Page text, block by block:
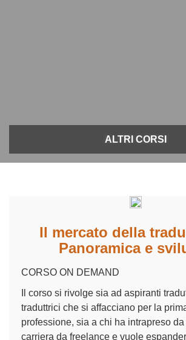
ALTRI CORSI
Il mercato della
Panoramica e
CORSO ON DEMAND
Il corso si rivolge sia ad aspiranti
traduttrici che si affacciano per la
professione, sia a chi ha intrapreso
carriera da freelance e vuole